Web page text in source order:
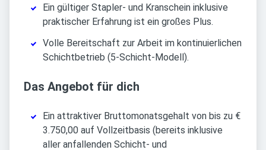
Ein gültiger Stapler- und Kranschein inklusive
praktischer Erfahrung ist ein großes Plus.
Volle Bereitschaft zur Arbeit im kontinuierlichen
Schichtbetrieb (5-Schicht-Modell).
Das Angebot für dich
Ein attraktiver Bruttomonatsgehalt von bis zu €
3.750,00 auf Vollzeitbasis (bereits inklusive
aller anfallenden Schicht- und